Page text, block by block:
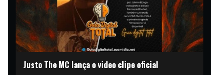
Justo The MC lança o video clipe oficial